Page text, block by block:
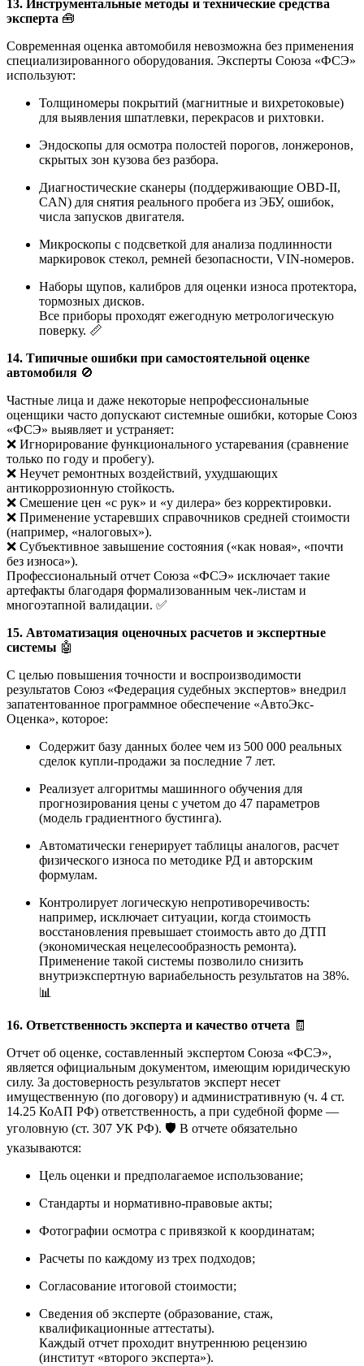
13. Инструментальные методы и технические средства
эксперта 🧰
Современная оценка автомобиля невозможна без применения
специализированного оборудования. Эксперты Союза «ФСЭ»
используют:
Толщиномеры покрытий (магнитные и вихретоковые)
для выявления шпатлевки, перекрасов и рихтовки.
Эндоскопы для осмотра полостей порогов, лонжеронов,
скрытых зон кузова без разбора.
Диагностические сканеры (поддерживающие OBD-II,
CAN) для снятия реального пробега из ЭБУ, ошибок,
числа запусков двигателя.
Микроскопы с подсветкой для анализа подлинности
маркировок стекол, ремней безопасности, VIN-номеров.
Наборы щупов, калибров для оценки износа протектора,
тормозных дисков.
Все приборы проходят ежегодную метрологическую
поверку. 📏
14. Типичные ошибки при самостоятельной оценке
автомобиля 🚫
Частные лица и даже некоторые непрофессиональные
оценщики часто допускают системные ошибки, которые Союз
«ФСЭ» выявляет и устраняет:
❌ Игнорирование функционального устаревания (сравнение
только по году и пробегу).
❌ Неучет ремонтных воздействий, ухудшающих
антикоррозионную стойкость.
❌ Смешение цен «с рук» и «у дилера» без корректировки.
❌ Применение устаревших справочников средней стоимости
(например, «налоговых»).
❌ Субъективное завышение состояния («как новая», «почти
без износа»).
Профессиональный отчет Союза «ФСЭ» исключает такие
артефакты благодаря формализованным чек-листам и
многоэтапной валидации. ✅
15. Автоматизация оценочных расчетов и экспертные
системы 🤖
С целью повышения точности и воспроизводимости
результатов Союз «Федерация судебных экспертов» внедрил
запатентованное программное обеспечение «АвтоЭкс-
Оценка», которое:
Содержит базу данных более чем из 500 000 реальных
сделок купли-продажи за последние 7 лет.
Реализует алгоритмы машинного обучения для
прогнозирования цены с учетом до 47 параметров
(модель градиентного бустинга).
Автоматически генерирует таблицы аналогов, расчет
физического износа по методике РД и авторским
формулам.
Контролирует логическую непротиворечивость:
например, исключает ситуации, когда стоимость
восстановления превышает стоимость авто до ДТП
(экономическая нецелесообразность ремонта).
Применение такой системы позволило снизить
внутриэкспертную вариабельность результатов на 38%.
📊
16. Ответственность эксперта и качество отчета 🧾
Отчет об оценке, составленный экспертом Союза «ФСЭ»,
является официальным документом, имеющим юридическую
силу. За достоверность результатов эксперт несет
имущественную (по договору) и административную (ч. 4 ст.
14.25 КоАП РФ) ответственность, а при судебной форме —
уголовную (ст. 307 УК РФ). 🛡️ В отчете обязательно
указываются:
Цель оценки и предполагаемое использование;
Стандарты и нормативно-правовые акты;
Фотографии осмотра с привязкой к координатам;
Расчеты по каждому из трех подходов;
Согласование итоговой стоимости;
Сведения об эксперте (образование, стаж,
квалификационные аттестаты).
Каждый отчет проходит внутреннюю рецензию
(институт «второго эксперта»).